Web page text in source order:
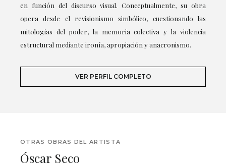
en función del discurso visual. Conceptualmente, su obra
opera desde el revisionismo simbólico, cuestionando las
mitologías del poder, la memoria colectiva y la violencia
estructural mediante ironía, apropiación y anacronismo.
VER PERFIL COMPLETO
OTRAS OBRAS DEL ARTISTA
Óscar Seco